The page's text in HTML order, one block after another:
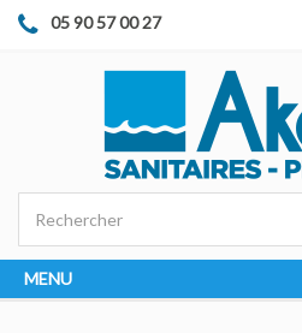
05 90 57 00 27
MENU